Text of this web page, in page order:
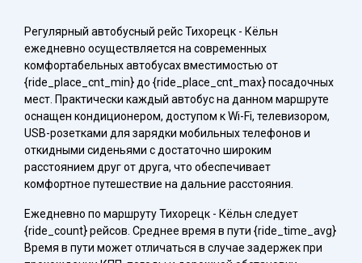
Регулярный автобусный рейс Тихорецк - Кёльн
ежедневно осуществляется на современных
комфортабельных автобусах вместимостью от
{ride_place_cnt_min} до {ride_place_cnt_max} посадочных
мест. Практически каждый автобус на данном маршруте
оснащен кондиционером, доступом к Wi-Fi, телевизором,
USB-розетками для зарядки мобильных телефонов и
откидными сиденьями с достаточно широким
расстоянием друг от друга, что обеспечивает
комфортное путешествие на дальние расстояния.
Ежедневно по маршруту Тихорецк - Кёльн следует
{ride_count} рейсов. Среднее время в пути {ride_time_avg}
Время в пути может отличаться в случае задержек при